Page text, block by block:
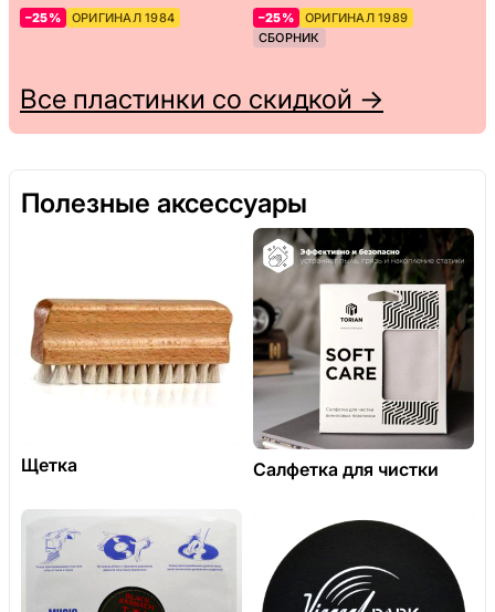
–25% ОРИГИНАЛ 1984 –25%
ОРИГИНАЛ 1989
СБОРНИК
Все пластинки со скидкой →
Полезные аксессуары
Щетка Салфетка для чистки